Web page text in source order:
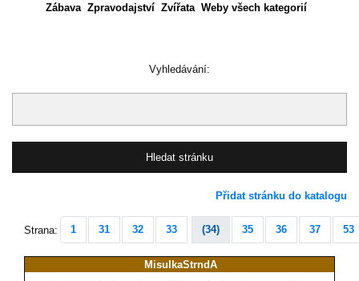
Zábava Zpravodajství Zvířata Weby všech kategorií
Vyhledávání:
Přidat stránku do katalogu
Strana: 1 31 32 33 (34) 35 36 37 53
MisulkaStrndA